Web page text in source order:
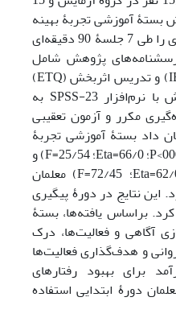
بستۀ آموزشی تجربۀ بهینه
مبتنی بر نظریۀ چیکسنت میهای را طی 7 جلسۀ 90 دقیقه‌ای
پژوهش شامل
رفتارهای نوآورانۀ معلمان (IBQ) و تدریس اثربخش (ETQ)
پاسخ دادند. داده‌های پژوهش با نرم‌افزار SPSS-23 به
مکرر و آزمون تعقیبی
داد بستۀ آموزشی تجربۀ
بهینه بر رفتارهای نوآورانه (0001>P؛ 66/0=Eta؛ 25/54=F) و
تدریس اثربخش (0001>P؛ 62/0=Eta؛ 72/45=F) معلمان
این نتایج در دورۀ پیگیری
براساس یافته‌ها، بستۀ
آگاهی و فعالیت‌ها، درک
و هدف‌گذاری فعالیت‌ها
برای بهبود رفتارهای
دورۀ ابتدایی استفاده